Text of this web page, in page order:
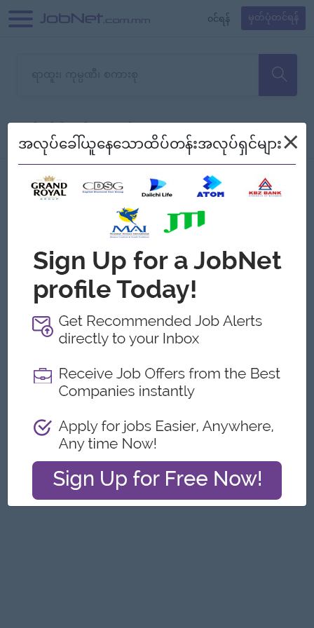
၀င်ရန် မှတ်ပုံတင်ရန်
သော အလုပ်မရှိသေးပါ။
စစ်ရန် စဉ်၍ကြည့်မည်
အလုပ်ခေါ်ယူနေသောထိပ်တန်းအလုပ်ရှင်များ×